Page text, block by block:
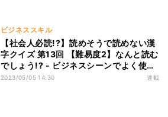
ビジネススキル
【社会人必読!?】読めそうで読めない漢
字クイズ 第13回 【難易度2】なんと読む
でしょう!? - ビジネスシーンでよく使う
かも!
2023/05/05 14:30 連載